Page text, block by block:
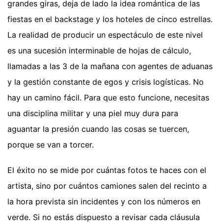
grandes giras, deja de lado la idea romántica de las
fiestas en el backstage y los hoteles de cinco estrellas.
La realidad de producir un espectáculo de este nivel
es una sucesión interminable de hojas de cálculo,
llamadas a las 3 de la mañana con agentes de aduanas
y la gestión constante de egos y crisis logísticas. No
hay un camino fácil. Para que esto funcione, necesitas
una disciplina militar y una piel muy dura para
aguantar la presión cuando las cosas se tuercen,
porque se van a torcer.
El éxito no se mide por cuántas fotos te haces con el
artista, sino por cuántos camiones salen del recinto a
la hora prevista sin incidentes y con los números en
verde. Si no estás dispuesto a revisar cada cláusula